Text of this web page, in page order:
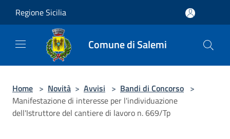
Regione Sicilia
Comune di Salemi
Home > Novità > Avvisi > Bandi di Concorso >
Manifestazione di interesse per l'individuazione
dell'Istruttore del cantiere di lavoro n. 669/Tp